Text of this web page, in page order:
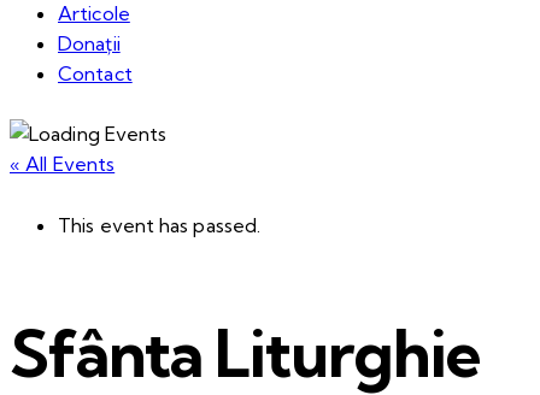
Articole
Donații
Contact
« All Events
This event has passed.
Sfânta Liturghie